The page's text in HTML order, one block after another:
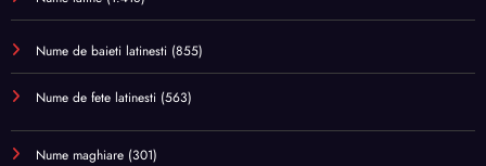
Nume de baieti latinesti (855)
Nume de fete latinesti (563)
Nume maghiare (301)